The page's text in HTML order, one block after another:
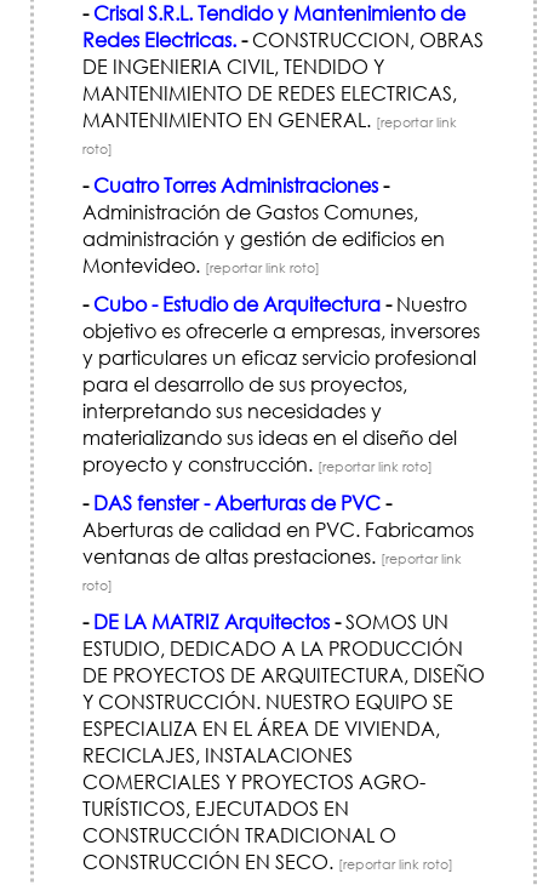
-Crisal S.R.L. Tendido y Mantenimiento de
Redes Electricas.-CONSTRUCCION, OBRAS
DE INGENIERIA CIVIL, TENDIDO Y
MANTENIMIENTO DE REDES ELECTRICAS,
MANTENIMIENTO EN GENERAL. [reportar link
roto]
-Cuatro Torres Administraciones-
Administración de Gastos Comunes,
administración y gestión de edificios en
Montevideo. [reportar link roto]
-Cubo - Estudio de Arquitectura-Nuestro
objetivo es ofrecerle a empresas, inversores
y particulares un eficaz servicio profesional
para el desarrollo de sus proyectos,
interpretando sus necesidades y
materializando sus ideas en el diseño del
proyecto y construcción. [reportar link roto]
- DAS fenster - Aberturas de PVC-
Aberturas de calidad en PVC. Fabricamos
ventanas de altas prestaciones. [reportar link
roto]
- DE LA MATRIZ Arquitectos-SOMOS UN
ESTUDIO, DEDICADO A LA PRODUCCIÓN
DE PROYECTOS DE ARQUITECTURA, DISEÑO
Y CONSTRUCCIÓN. NUESTRO EQUIPO SE
ESPECIALIZA EN EL ÁREA DE VIVIENDA,
RECICLAJES, INSTALACIONES
COMERCIALES Y PROYECTOS AGRO-
TURÍSTICOS, EJECUTADOS EN
CONSTRUCCIÓN TRADICIONAL O
CONSTRUCCIÓN EN SECO. [reportar link roto]